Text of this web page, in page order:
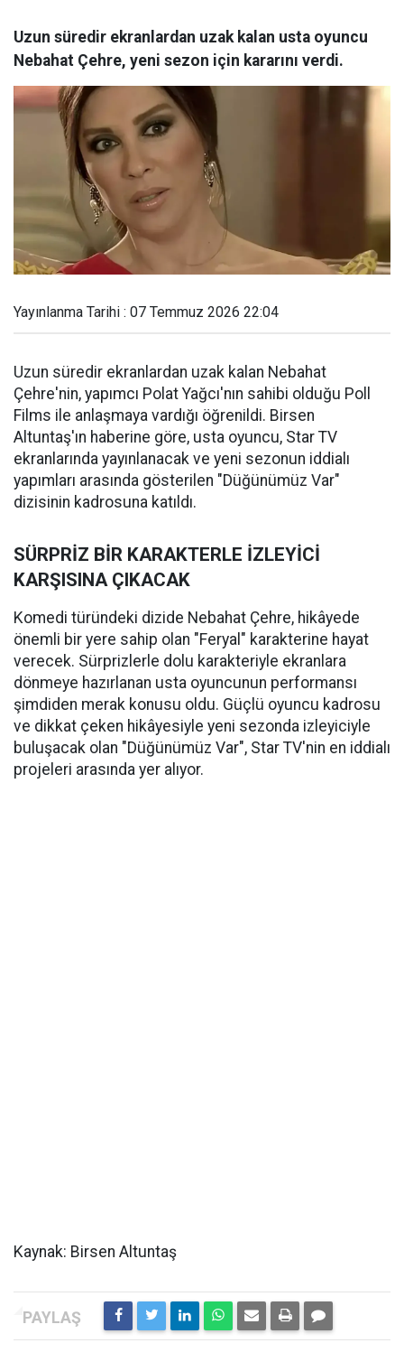
Uzun süredir ekranlardan uzak kalan usta oyuncu
Nebahat Çehre, yeni sezon için kararını verdi.
Yayınlanma Tarihi : 07 Temmuz 2026 22:04
Uzun süredir ekranlardan uzak kalan Nebahat
Çehre'nin, yapımcı Polat Yağcı'nın sahibi olduğu Poll
Films ile anlaşmaya vardığı öğrenildi. Birsen
Altuntaş'ın haberine göre, usta oyuncu, Star TV
ekranlarında yayınlanacak ve yeni sezonun iddialı
yapımları arasında gösterilen "Düğünümüz Var"
dizisinin kadrosuna katıldı.
SÜRPRİZ BİR KARAKTERLE İZLEYİCİ
KARŞISINA ÇIKACAK
Komedi türündeki dizide Nebahat Çehre, hikâyede
önemli bir yere sahip olan "Feryal" karakterine hayat
verecek. Sürprizlerle dolu karakteriyle ekranlara
dönmeye hazırlanan usta oyuncunun performansı
şimdiden merak konusu oldu. Güçlü oyuncu kadrosu
ve dikkat çeken hikâyesiyle yeni sezonda izleyiciyle
buluşacak olan "Düğünümüz Var", Star TV'nin en iddialı
projeleri arasında yer alıyor.
Kaynak: Birsen Altuntaş